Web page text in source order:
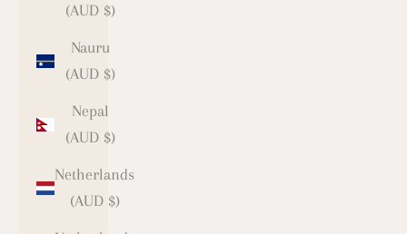
(AUD $)
Nauru
(AUD $)
Nepal
(AUD $)
Netherlands
(AUD $)